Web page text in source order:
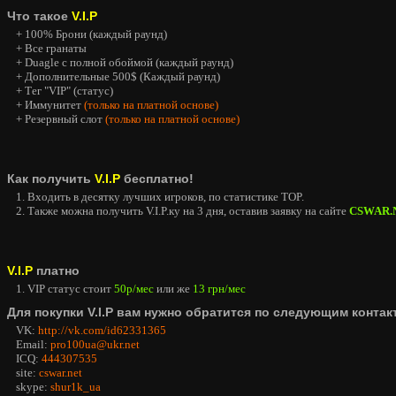
Что такое V.I.P
+ 100% Брони (каждый раунд)
+ Все гранаты
+ Duagle с полной обоймой (каждый раунд)
+ Дополнительные 500$ (Каждый раунд)
+ Тег "VIP" (статус)
+ Иммунитет (только на платной основе)
+ Резервный слот (только на платной основе)
Как получить V.I.P бесплатно!
1. Входить в десятку лучших игроков, по статистике TOP.
2. Также можна получить V.I.P.ку на 3 дня, оставив заявку на сайте
V.I.P платно
1. VIP статус стоит 50р/мес или же 13 грн/мес
Для покупки V.I.P вам нужно обратится по следующим
VK: http://vk.com/id62331365
Email: pro100ua@ukr.net
ICQ: 444307535
site: cswar.net
skype: shur1k_ua